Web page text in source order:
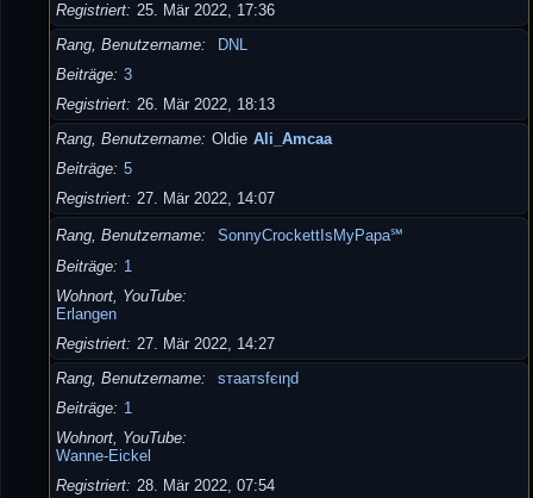
Registriert 25. Mär 2022, 17:36
Rang, Benutzername
DNL
Beiträge 3
Registriert 26. Mär 2022, 18:13
Rang, Benutzername Oldie Ali_Amcaa
Beiträge 5
Registriert 27. Mär 2022, 14:07
Rang, Benutzername
SonnyCrockettIsMyPapa℠
Beiträge
1
Wohnort, YouTube
Erlangen
Registriert 27. Mär 2022, 14:27
Rang, Benutzername
ѕтaaтѕfєιηd
Beiträge
1
Wohnort, YouTube
Wanne-Eickel
Registriert 28. Mär 2022, 07:54